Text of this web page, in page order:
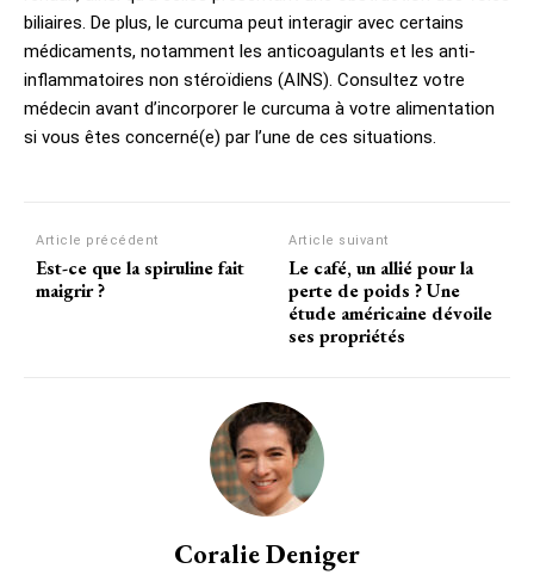
biliaires. De plus, le curcuma peut interagir avec certains
médicaments, notamment les anticoagulants et les anti-
inflammatoires non stéroïdiens (AINS). Consultez votre
médecin avant d’incorporer le curcuma à votre alimentation
si vous êtes concerné(e) par l’une de ces situations.
Article précédent
Est-ce que la spiruline fait
maigrir ?
Article suivant
Le café, un allié pour la
perte de poids ? Une
étude américaine dévoile
ses propriétés
Coralie Deniger